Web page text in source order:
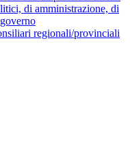
di amministrazione, di
regionali/provinciali